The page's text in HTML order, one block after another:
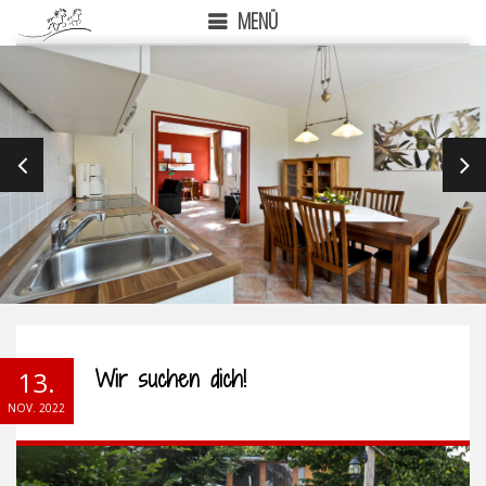
MENÜ
PREVIOUS
13.
NOV. 2022
Wir suchen dich!